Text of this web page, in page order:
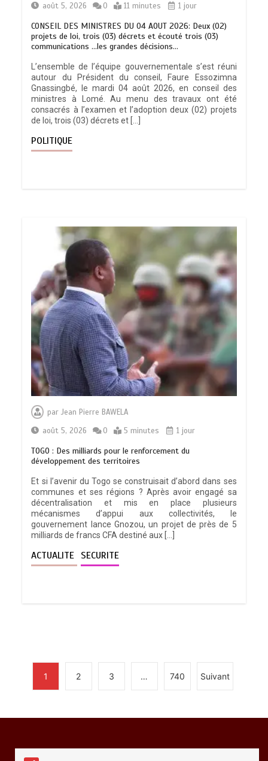
août 5, 2026
0 11 minutes 1 jour
CONSEIL DES MINISTRES DU 04 AOUT 2026: Deux (02)
projets de loi, trois (03) décrets et écouté trois (03)
communications …les grandes décisions…
L’ensemble de l’équipe gouvernementale s’est réuni
autour du Président du conseil, Faure Essozimna
Gnassingbé, le mardi 04 août 2026, en conseil des
ministres à Lomé. Au menu des travaux ont été
consacrés à l’examen et l’adoption deux (02) projets
de loi, trois (03) décrets et […]
POLITIQUE
parJean Pierre BAWELA
août 5, 2026
0 5 minutes 1 jour
TOGO : Des milliards pour le renforcement du
développement des territoires
Et si l’avenir du Togo se construisait d’abord dans ses
communes et ses régions ? Après avoir engagé sa
décentralisation et mis en place plusieurs
mécanismes d’appui aux collectivités, le
gouvernement lance Gnozou, un projet de près de 5
milliards de francs CFA destiné aux […]
ACTUALITE SECURITE
1 2 3 … 740 Suivant
RECHERCHE ET INNOVATION: Le Togo
génie génétique et de la biotechnologie
3 minutes
TOGO : Bon vent dans les secteurs des
transports et du tourisme
0 4 minutes